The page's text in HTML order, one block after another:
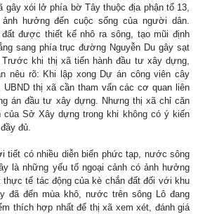
gây xói lở phía bờ Tây thuộc địa phận tổ 13,
hưởng đến cuộc sống của người dân.
đất được thiết kế nhô ra sông, tạo mũi định
sang phía trục đường Nguyễn Du gây sạt
khi thị xã tiến hành đầu tư xây dựng,
nêu rõ: Khi lập xong Dự án công viên cây
UBND thị xã cần tham vấn các cơ quan liên
án đầu tư xây dựng. Nhưng thị xã chỉ căn
Sở Xây dựng trong khi không có ý kiến
đủ.
tiết có nhiều diễn biến phức tạp, nước sông
là những yếu tố ngoại cảnh có ảnh hưởng
tế tác động của kè chắn đất đối với khu
đã đến mùa khô, nước trên sông Lô đang
thích hợp nhất để thị xã xem xét, đánh giá